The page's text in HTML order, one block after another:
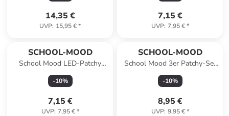
14,35 €
UVP: 15,95 €*
7,15 €
UVP: 7,95 €*
SCHOOL-MOOD
School Mood LED-Patchy
Wolf
-10%
7,15 €
UVP: 7,95 €*
SCHOOL-MOOD
School Mood 3er Patchy-Set
Feuerwehr
-10%
8,95 €
UVP: 9,95 €*